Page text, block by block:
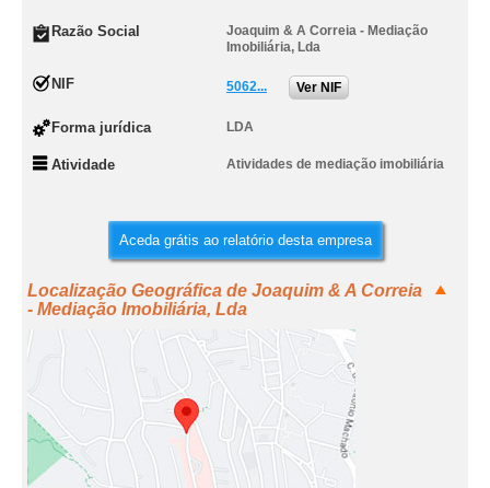
Razão Social
Joaquim & A Correia - Mediação
Imobiliária, Lda
NIF 5062... Ver NIF
Forma jurídica LDA
Atividade Atividades de mediação imobiliária
Aceda grátis ao relatório desta empresa
Localização Geográfica de Joaquim & A Correia
- Mediação Imobiliária, Lda